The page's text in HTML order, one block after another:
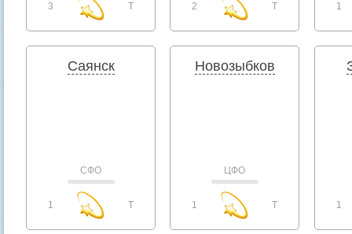
3 T 2 T 1
Саянск
СФО
1 T
Новозыбков
ЦФО
1 T 1